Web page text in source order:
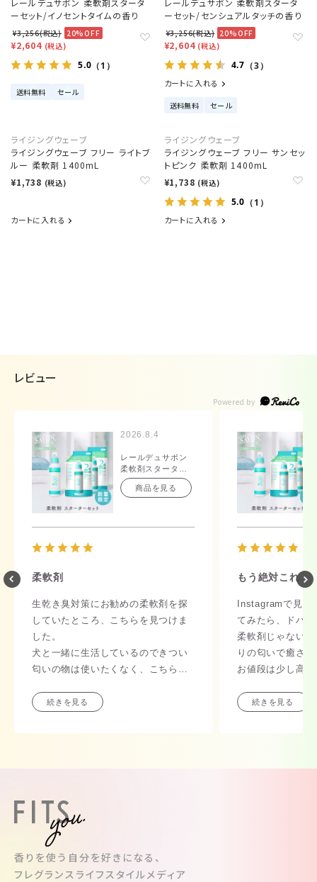
レールデュサボン 柔軟剤スタータ
ーセット/イノセントタイムの香り
¥3,256(税込) 20%OFF
¥2,604 (税込)
5.0 （1）
送料無料 セール
レールデュサボン 柔軟剤スタータ
ーセット/センシュアルタッチの香り
¥3,256(税込) 20%OFF
¥2,604 (税込)
4.7 （3）
カートに入れる
送料無料 セール
ライジングウェーブ
ライジングウェーブ フリー ライトブ
ルー 柔軟剤 1400mL
¥1,738 (税込)
カートに入れる
ライジングウェーブ
ライジングウェーブ フリー サンセッ
トピンク 柔軟剤 1400mL
¥1,738 (税込)
5.0 （1）
カートに入れる
レビュー
2026.8.4
レールデュサボン
柔軟剤スターター
セット/センシュア
ルタッチの香り
商品を見る
柔軟剤
生乾き臭対策にお勧めの柔軟剤を探
していたところ、こちらを見つけま
した。
犬と一緒に生活しているのできつい
匂いの物は使いたくなく、こちらの
す。続きを見る
もう絶対これ！
Instagramで見か
てみたら、ドハ
柔軟剤じゃない
りの匂いで癒さ
お値段は少し高
セール？でまと
続きを見る
香りを使う自分を好きになる、
フレグランスライフスタイルメディア